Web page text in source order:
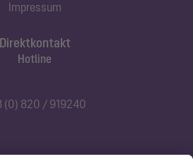
Direktkontakt
Hotline
(0) 820 / 919240
Impressum